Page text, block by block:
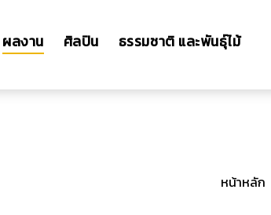
ผลงาน ศิลปิน ธรรมชาติ และพันธุ์ไม้
หน้าหลัก